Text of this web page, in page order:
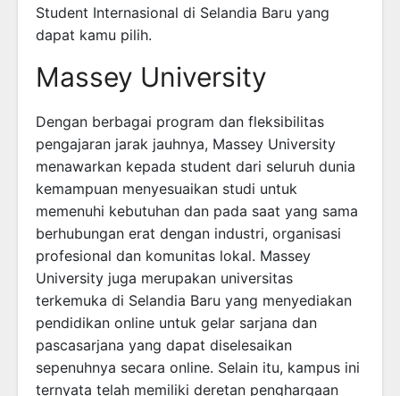
Student Internasional di Selandia Baru yang
dapat kamu pilih.
Massey University
Dengan berbagai program dan fleksibilitas
pengajaran jarak jauhnya, Massey University
menawarkan kepada student dari seluruh dunia
kemampuan menyesuaikan studi untuk
memenuhi kebutuhan dan pada saat yang sama
berhubungan erat dengan industri, organisasi
profesional dan komunitas lokal. Massey
University juga merupakan universitas
terkemuka di Selandia Baru yang menyediakan
pendidikan online untuk gelar sarjana dan
pascasarjana yang dapat diselesaikan
sepenuhnya secara online. Selain itu, kampus ini
ternyata telah memiliki deretan penghargaan